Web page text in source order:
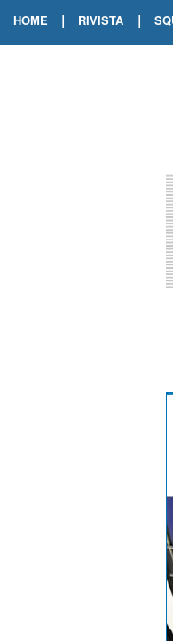
HOME | RIVISTA |